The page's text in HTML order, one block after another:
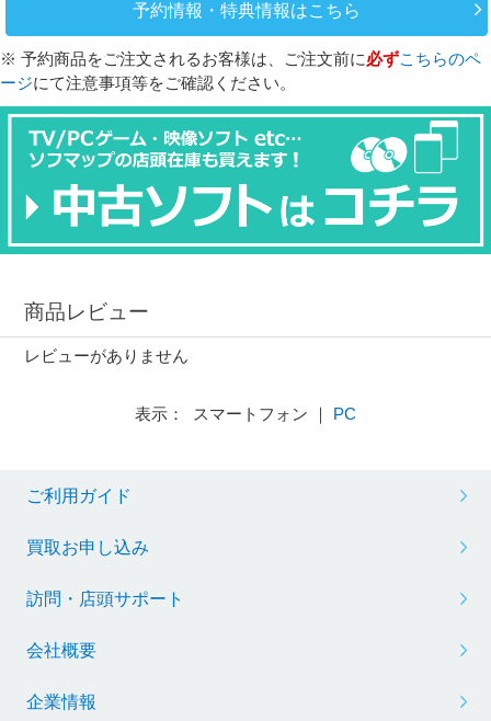
予約情報・特典情報はこちら
※ 予約商品をご注文されるお客様は、ご注文前に必ずこちらのペ
ージにて注意事項等をご確認ください。
商品レビュー
レビューがありません
表示： スマートフォン ｜ PC
ご利用ガイド
買取お申し込み
訪問・店頭サポート
会社概要
企業情報